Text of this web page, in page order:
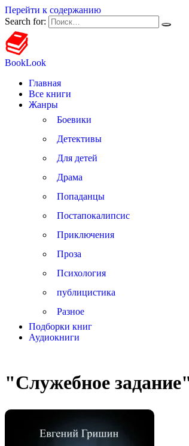
Перейти к содержанию
Search for:
BookLook
Главная
Все книги
Жанры
Боевики
Детективы
Для детей
Драма
Попаданцы
Постапокалипсис
Приключения
Проза
Психология
публицистика
Разное
Подборки книг
Аудиокниги
"Служебное